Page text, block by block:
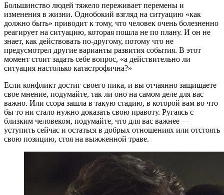
Большинство людей тяжело переживает перемены и
изменения в жизни. Однобокий взгляд на ситуацию «как
должно быть» приводит к тому, что человек очень болезненно
реагирует на ситуацию, которая пошла не по плану. И он не
знает, как действовать по-другому, потому что не
предусмотрел другие варианты развития события. В этот
момент стоит задать себе вопрос, «а действительно ли
ситуация настолько катастрофична?»
Если конфликт достиг своего пика, и вы отчаянно защищаете
свое мнение, подумайте, так ли оно на самом деле для вас
важно. Или ссора зашла в такую стадию, в которой вам во что
бы то ни стало нужно доказать свою правоту. Ругаясь с
близким человеком, подумайте, что для вас важнее —
уступить сейчас и остаться в добрых отношениях или отстоять
свою позицию, стоя на выжженной траве.